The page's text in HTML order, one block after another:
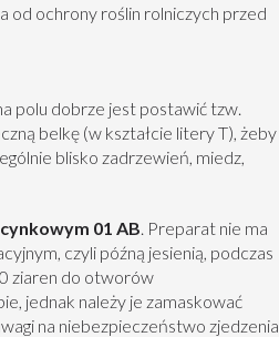
od ochrony roślin rolniczych przed
polu dobrze jest postawić tzw.
belkę (w kształcie litery T), żeby
blisko zadrzewień, miedz,
01 AB . Preparat nie ma
czyli późną jesienią, podczas
ziaren do otworów
jednak należy je zamaskować
na niebezpieczeństwo zjedzenia